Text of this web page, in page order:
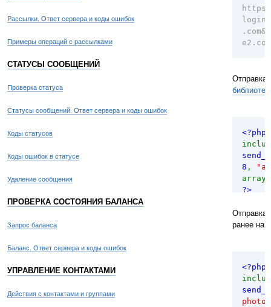
Рассылки. Ответ сервера и коды ошибок
Примеры операций с рассылками
СТАТУСЫ СООБЩЕНИЙ
Проверка статуса
Статусы сообщений. Ответ сервера и коды ошибок
Коды статусов
Коды ошибок в статусе
Удаление сообщения
ПРОВЕРКА СОСТОЯНИЯ БАЛАНСА
Запрос баланса
Баланс. Ответ сервера и коды ошибок
УПРАВЛЕНИЕ КОНТАКТАМИ
Действия с контактами и группами
Отправка
<?php
8 ,
array(
?>
Отправка
ранее на
<?php